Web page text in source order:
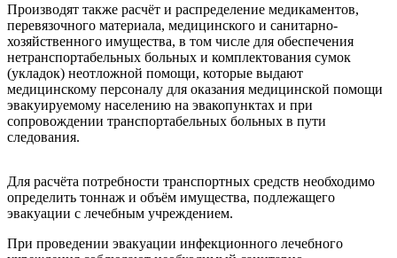
Производят также расчёт и распределение медикаментов,
перевязочного материала, медицинского и санитарно-
хозяйственного имущества, в том числе для обеспечения
нетранспортабельных больных и комплектования сумок
(укладок) неотложной помощи, которые выдают
медицинскому персоналу для оказания медицинской помощи
эвакуируемому населению на эвакопунктах и при
сопровождении транспортабельных больных в пути
следования.
Для расчёта потребности транспортных средств необходимо
определить тоннаж и объём имущества, подлежащего
эвакуации с лечебным учреждением.
При проведении эвакуации инфекционного лечебного